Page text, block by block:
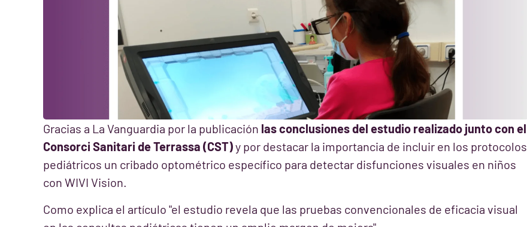
Gracias a La Vanguardia por la publicación las conclusiones del estudio realizado junto con el
Consorci Sanitari de Terrassa (CST)y por destacar la importancia de incluir en los protocolos
pediátricos un cribado optométrico específico para detectar disfunciones visuales en niños
con WIVI Vision.
Como explica el artículo "el estudio revela que las pruebas convencionales de eficacia visual